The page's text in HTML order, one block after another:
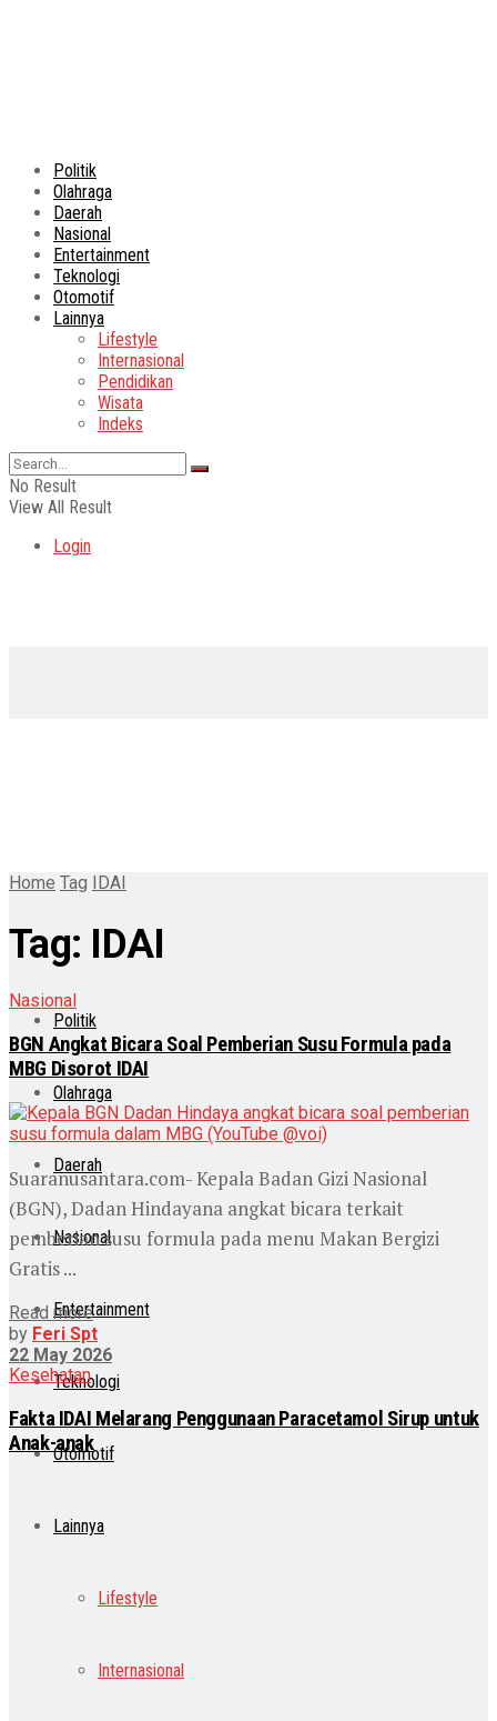
Politik
Olahraga
Daerah
Nasional
Entertainment
Teknologi
Otomotif
Lainnya
Lifestyle
Internasional
Pendidikan
Wisata
Indeks
No Result
View All Result
Login
Politik
Olahraga
Daerah
Nasional
Entertainment
Teknologi
Otomotif
Lainnya
Lifestyle
Internasional
Home Tag IDAI
Tag: IDAI
Nasional
BGN Angkat Bicara Soal Pemberian Susu Formula pada
MBG Disorot IDAI
Suaranusantara.com- Kepala Badan Gizi Nasional
(BGN), Dadan Hindayana angkat bicara terkait
pemberian susu formula pada menu Makan Bergizi
Gratis ...
Read more
by Feri Spt
22 May 2026
Kesehatan
Fakta IDAI Melarang Penggunaan Paracetamol Sirup untuk
Anak-anak